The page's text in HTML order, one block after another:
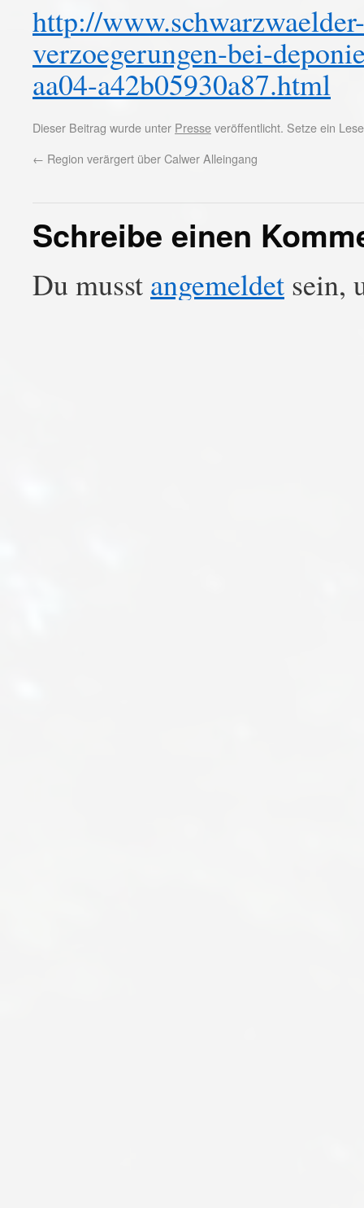
http://
verzoegerungen-bei-
aa04-a42b05930a87.html
Dieser Beitrag wurde unter Presseveröffentlicht. Setze ein
← Region verärgert über Calwer Alleingang
Schreibe einen
Du musst angemeldet sein,